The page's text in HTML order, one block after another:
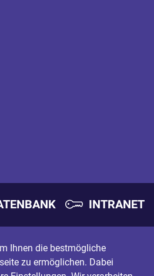
INTRANET
Ihnen die bestmögliche
zu ermöglichen. Dabei